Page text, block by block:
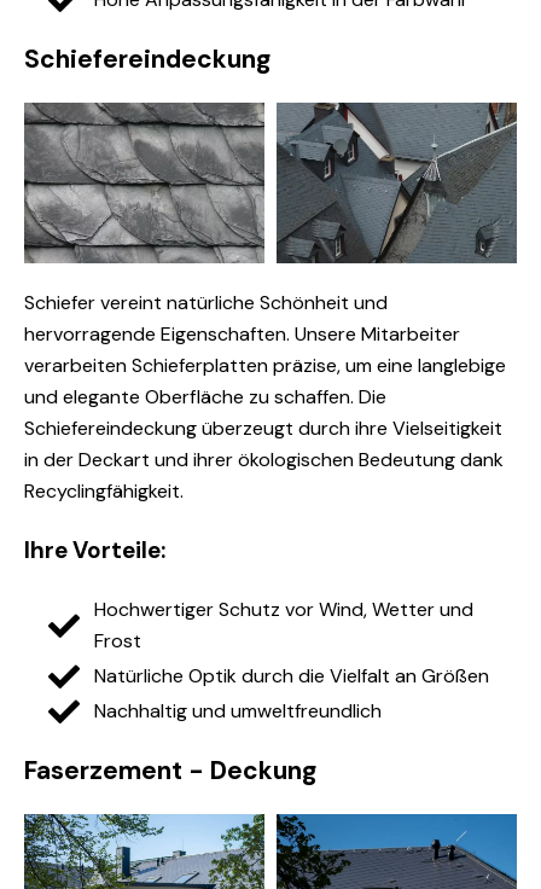
Schiefereindeckung
Schiefer vereint natürliche Schönheit und
hervorragende Eigenschaften. Unsere Mitarbeiter
verarbeiten Schieferplatten präzise, um eine langlebige
und elegante Oberfläche zu schaffen. Die
Schiefereindeckung überzeugt durch ihre Vielseitigkeit
in der Deckart und ihrer ökologischen Bedeutung dank
Recyclingfähigkeit.
Ihre Vorteile:
Hochwertiger Schutz vor Wind, Wetter und
Frost
Natürliche Optik durch die Vielfalt an Größen
Nachhaltig und umweltfreundlich
Faserzement - Deckung